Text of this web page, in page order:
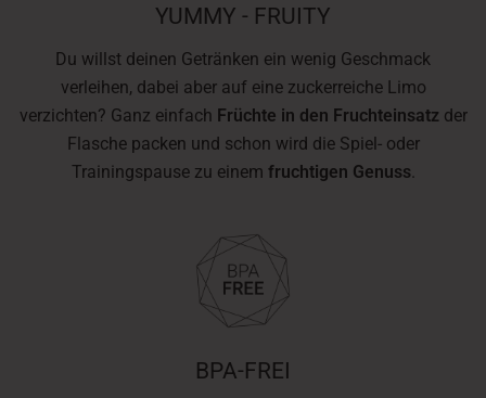
YUMMY - FRUITY
Du willst deinen Getränken ein wenig Geschmack
verleihen, dabei aber auf eine zuckerreiche Limo
verzichten? Ganz einfach Früchte in den Fruchteinsatz der
Flasche packen und schon wird die Spiel- oder
Trainingspause zu einem fruchtigen Genuss
BPA-FREI